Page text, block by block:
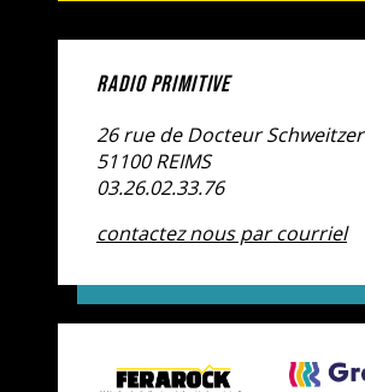
RADIO PRIMITIVE
26 rue de Docteur Schweitzer
51100 REIMS
03.26.02.33.76
contactez nous par courriel